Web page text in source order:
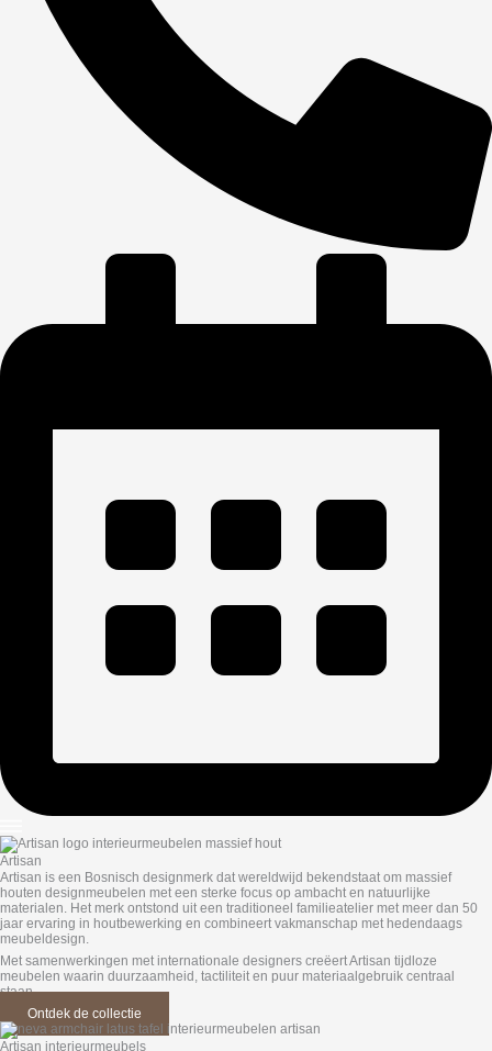
Artisan
Artisan is een Bosnisch designmerk dat wereldwijd bekendstaat om massief
houten designmeubelen met een sterke focus op ambacht en natuurlijke
materialen. Het merk ontstond uit een traditioneel familieatelier met meer dan 50
jaar ervaring in houtbewerking en combineert vakmanschap met hedendaags
meubeldesign.
Met samenwerkingen met internationale designers creëert Artisan tijdloze
meubelen waarin duurzaamheid, tactiliteit en puur materiaalgebruik centraal
staan.
Ontdek de collectie
Artisan interieurmeubels